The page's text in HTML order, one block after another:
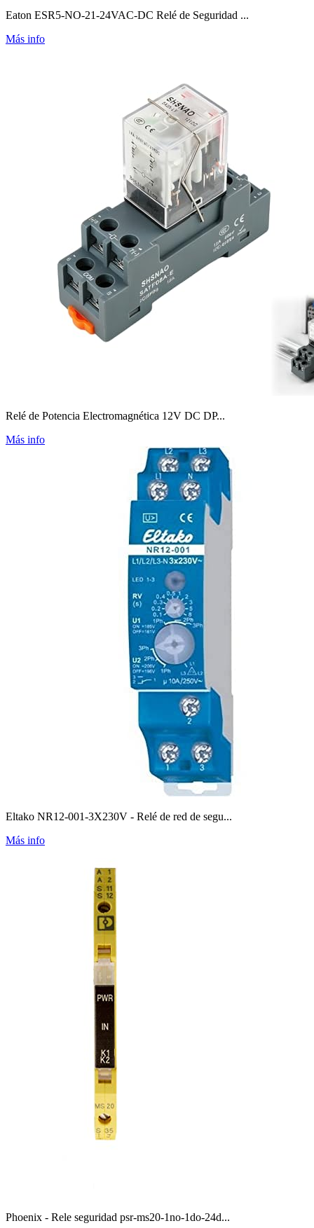
Eaton ESR5-NO-21-24VAC-DC Relé de Seguridad ...
Más info
Relé de Potencia Electromagnética 12V DC DP...
Más info
Eltako NR12-001-3X230V - Relé de red de segu...
Más info
Phoenix - Rele seguridad psr-ms20-1no-1do-24d...